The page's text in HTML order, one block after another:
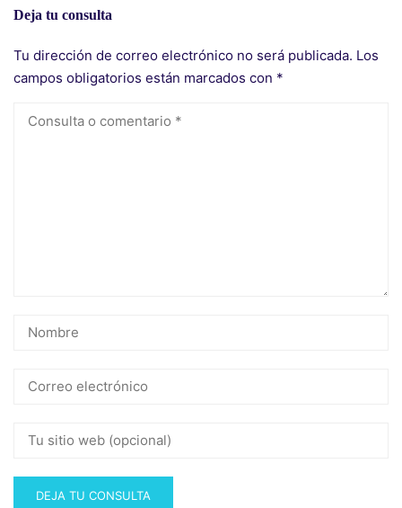
Deja tu consulta
Tu dirección de correo electrónico no será publicada. Los
campos obligatorios están marcados con *